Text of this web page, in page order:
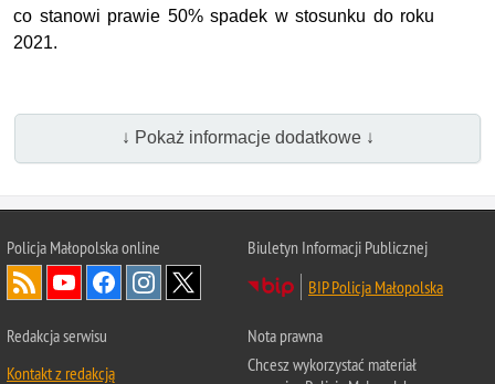
co stanowi prawie 50% spadek w stosunku do roku
2021.
↓ Pokaż informacje dodatkowe ↓
Policja Małopolska online
Biuletyn Informacji Publicznej
BIP Policja Małopolska
Redakcja serwisu
Kontakt z redakcją
Nota prawna
Chcesz wykorzystać materiał